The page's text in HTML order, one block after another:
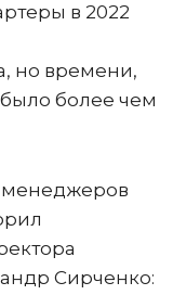
в 2022
но времени,
более чем
Сирченко: